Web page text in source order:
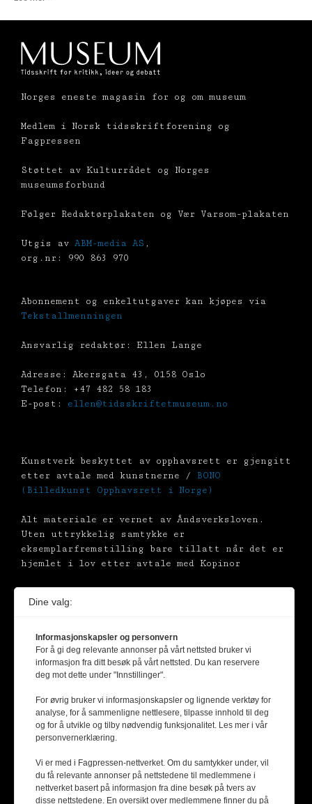
Norges eneste magasin for og om museum
Medlem i Norsk tidsskriftforening og
Fagpressen
Støttet av Kulturrådet og Norges
museumsforbund
Følger Redaktørplakaten og Vær Varsom-plakaten
Utgis av ABM-media AS ,
org.nr: 990 863 970
Abonnement og enkeltutgaver kan kjøpes via
Tekstallmenningen
Ansvarlig redaktør: Ellen Lange
Adresse: Akersgata 43, 0158 Oslo
Telefon: +47 482 58 183
E-post: ellen@tidsskriftetmuseum.no
Kunstverk beskyttet av opphavsrett er gjengitt
etter avtale med kunstnerne / BONO
(Billedkunst Opphavsrett i Norge)
Alt materiale er vernet av Åndsverksloven.
Uten uttrykkelig samtykke er
eksemplarfremstilling bare tillatt når det er
hjemlet i lov etter avtale med Kopinor
Dine valg:
Informasjonskapsler og personvern
For å gi deg relevante annonser på vårt nettsted bruker vi
informasjon fra ditt besøk på vårt nettsted. Du kan reservere
deg mot dette under "Innstillinger".
For øvrig bruker vi informasjonskapsler og lignende verktøy for
analyse, for å sammenligne nettlesere, tilpasse innhold til deg
og for å utvikle og tilby nødvendig funksjonalitet. Les mer i vår
personvernerklæring.
Vi er med i Fagpressen-nettverket. Om du samtykker under, vil
du få relevante annonser på nettstedene til medlemmene i
nettverket basert på informasjon fra dine besøk på tvers av
disse nettstedene. En oversikt over medlemmene finner du på